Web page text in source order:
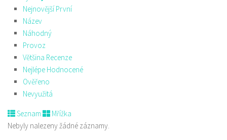
Nejnovější První
Název
Náhodný
Provoz
Většina Recenze
Nejlépe Hodnocené
Ověřeno
Nevyužitá
Seznam
Mřížka
Nebyly nalezeny žádné záznamy.